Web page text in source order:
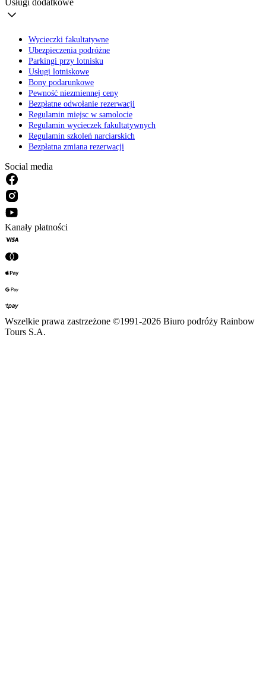
Usługi dodatkowe
Wycieczki fakultatywne
Ubezpieczenia podróżne
Parkingi przy lotnisku
Usługi lotniskowe
Bony podarunkowe
Pewność niezmiennej ceny
Bezpłatne odwołanie rezerwacji
Regulamin miejsc w samolocie
Regulamin wycieczek fakultatywnych
Regulamin szkoleń narciarskich
Bezpłatna zmiana rezerwacji
Social media
Kanały płatności
Wszelkie prawa zastrzeżone ©1991-2026 Biuro podróży Rainbow
Tours S.A.